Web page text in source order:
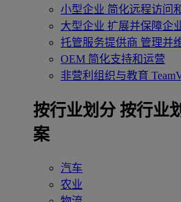
小型企业 简化远程访问
大型企业 扩展并保障企
托管服务提供商 管理并
OEM 简化支持和运营
非营利组织与教育
‌按行业划分 按行业
案
汽车
农业